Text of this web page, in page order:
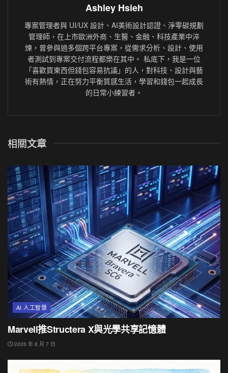
Ashley Hsieh
專案管理者與 UI/UX 設計、AI美術設計認證、淨零碳規劃
管理師，在上市歐洲外商、生醫、金融、科技產業中淬
煉，曾參與過多個跨平台專案，從需求分析、設計、使用
者測試到專案交付流程都樂在其中。 私底下，我是一位
「喜歡買東西但錢包容易抗議」的人，對科技、設計與藝
術有熱情，正在努力平衡質感生活，學習和錢包一起成長
的日常小練習者。
相關文章
AI 人工智慧
Marvell推Structera X與光學共享記憶體
2026 年 8 月 7 日